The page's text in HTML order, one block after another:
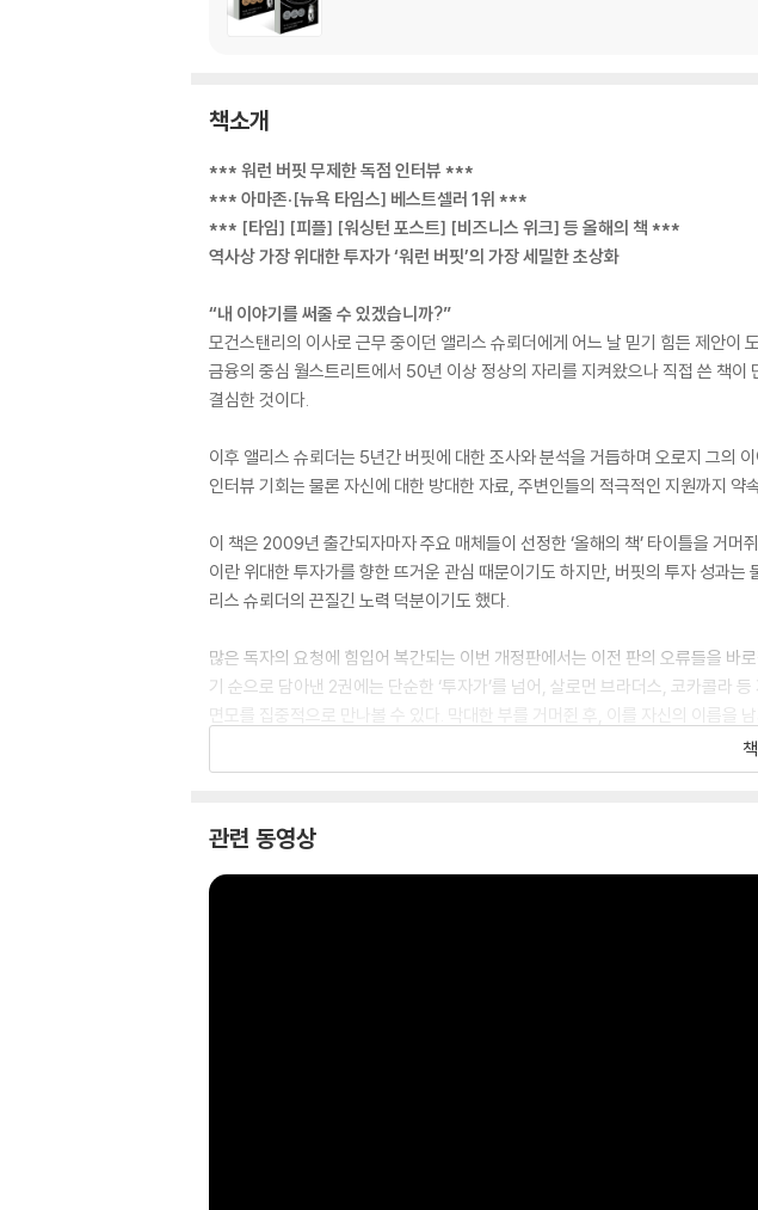
책소개
*** 워런 버핏 무제한 독점 인터뷰 ***
*** 아마존·[뉴욕 타임스] 베스트셀러 1위 ***
*** [타임] [피플] [워싱턴 포스트] [비즈니스 위크] 등 올해의 책 ***
역사상 가장 위대한 투자가 ‘워런 버핏’의 가장 세밀한 초상화
“내 이야기를 써줄 수 있겠습니까?”
모건스탠리의 이사로 근무 중이던 앨리스 슈뢰더에게 어느 날 믿기 힘든 제안이
금융의 중심 월스트리트에서 50년 이상 정상의 자리를 지켜왔으나 직접 쓴 책
결심한 것이다.
이후 앨리스 슈뢰더는 5년간 버핏에 대한 조사와 분석을 거듭하며 오로지 그의
인터뷰 기회는 물론 자신에 대한 방대한 자료, 주변인들의 적극적인 지원까지 약
이 책은 2009년 출간되자마자 주요 매체들이 선정한 ‘올해의 책’ 타이틀을 거
이란 위대한 투자가를 향한 뜨거운 관심 때문이기도 하지만, 버핏의 투자 성과
리스 슈뢰더의 끈질긴 노력 덕분이기도 했다.
많은 독자의 요청에 힘입어 복간되는 이번 개정판에서는 이전 판의 오류들을
기 순으로 담아낸 2권에는 단순한 ‘투자가’를 넘어, 살로먼 브라더스, 코카콜라
면모를 집중적으로 만나볼 수 있다. 막대한 부를 거머쥔 후, 이를 자신의 이름을
재산 때문에 불화가 생기지 않도록 가족과 친구들에게 늘 충실히 역할을 다하는
전기에 더욱더 구체성을 부여한다.
책이 출간되고 10여 년이 지난 지금까지도 전 세계 1위 투자가로서 명성을 떨치
관련 동영상